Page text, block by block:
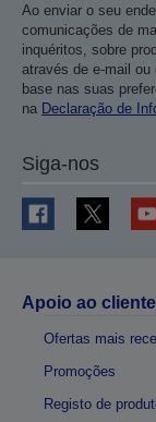
Ao enviar o seu
comunicações de
inquéritos, sobre
através de e-mail
base nas suas
na Declaração de
Siga-nos
Apoio ao cliente
Ofertas mais
Promoções
Registo de